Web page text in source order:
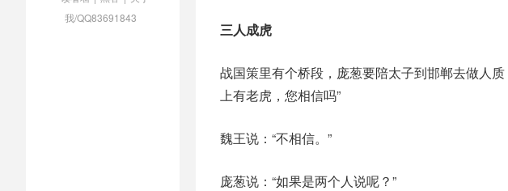
我/QQ83691843
三人成虎
战国策里有个桥段，庞葱要陪太子到邯郸去做人
上有老虎，您相信吗”
魏王说：“不相信。”
庞葱说：“如果是两个人说呢？”